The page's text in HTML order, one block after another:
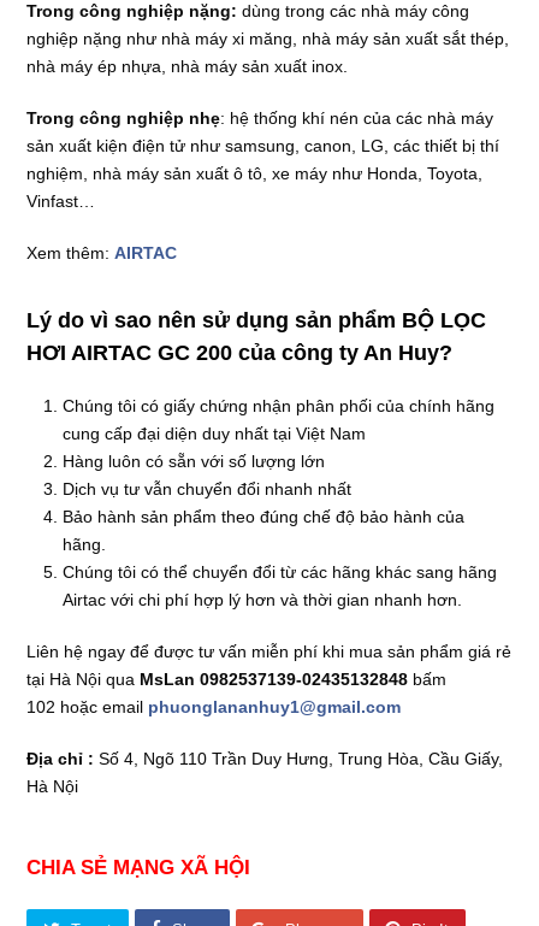
Trong công nghiệp nặng: dùng trong các nhà máy công
nghiệp nặng như nhà máy xi măng, nhà máy sản xuất sắt thép,
nhà máy ép nhựa, nhà máy sản xuất inox.
Trong công nghiệp nhẹ: hệ thống khí nén của các nhà máy
sản xuất kiện điện tử như samsung, canon, LG, các thiết bị thí
nghiệm, nhà máy sản xuất ô tô, xe máy như Honda, Toyota,
Vinfast…
Xem thêm:AIRTAC
Lý do vì sao nên sử dụng sản phẩm BỘ LỌC
HƠI AIRTAC GC 200 của công ty An Huy?
Chúng tôi có giấy chứng nhận phân phối của chính hãng
cung cấp đại diện duy nhất tại Việt Nam
Hàng luôn có sẵn với số lượng lớn
Dịch vụ tư vẫn chuyển đổi nhanh nhất
Bảo hành sản phẩm theo đúng chế độ bảo hành của
hãng.
Chúng tôi có thể chuyển đổi từ các hãng khác sang hãng
Airtac với chi phí hợp lý hơn và thời gian nhanh hơn.
Liên hệ ngay để được tư vấn miễn phí khi mua sản phẩm giá rẻ
tại Hà Nội qua MsLan 0982537139-02435132848 bấm
102 hoặc email phuonglananhuy1@gmail.com
Địa chỉ : Số 4, Ngõ 110 Trần Duy Hưng, Trung Hòa, Cầu Giấy,
Hà Nội
CHIA SẺ MẠNG XÃ HỘI